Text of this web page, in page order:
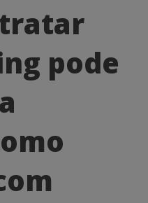
pode